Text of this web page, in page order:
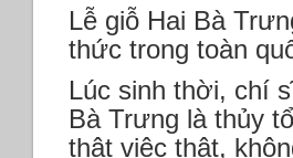
Lễ giỗ Hai Bà
thức trong toàn
Lúc sinh thời, chí
Bà Trưng là thủy
thật việc thật,